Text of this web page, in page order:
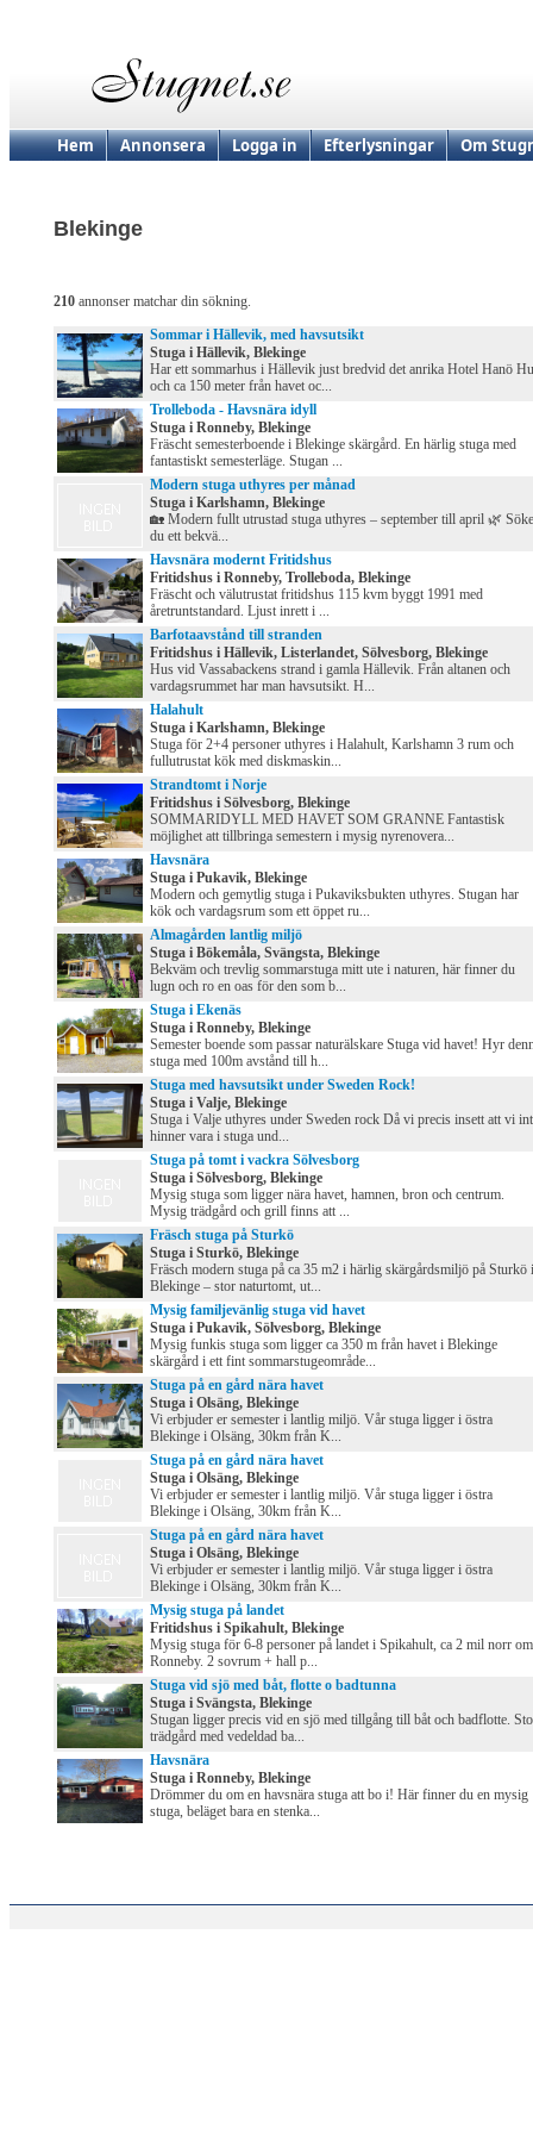
Hem Annonsera Logga in Efterlysningar Om
Blekinge
210 annonser matchar din sökning.
Sommar i Hällevik, med havsutsikt
Stuga i Hällevik, Blekinge
Har ett sommarhus i Hällevik just bredvid det anrika Hotel Hanö
och ca 150 meter från havet oc...
Trolleboda - Havsnära idyll
Stuga i Ronneby, Blekinge
Fräscht semesterboende i Blekinge skärgård. En härlig stuga med
fantastiskt semesterläge. Stugan ...
Modern stuga uthyres per månad
Stuga i Karlshamn, Blekinge
🏡 Modern fullt utrustad stuga uthyres – september till april 🌿
du ett bekvä...
Havsnära modernt Fritidshus
Fritidshus i Ronneby, Trolleboda, Blekinge
Fräscht och välutrustat fritidshus 115 kvm byggt 1991 med
åretruntstandard. Ljust inrett i ...
Barfotaavstånd till stranden
Fritidshus i Hällevik, Listerlandet, Sölvesborg, Blekinge
Hus vid Vassabackens strand i gamla Hällevik. Från altanen och
vardagsrummet har man havsutsikt. H...
Halahult
Stuga i Karlshamn, Blekinge
Stuga för 2+4 personer uthyres i Halahult, Karlshamn 3 rum och
fullutrustat kök med diskmaskin...
Strandtomt i Norje
Fritidshus i Sölvesborg, Blekinge
SOMMARIDYLL MED HAVET SOM GRANNE Fantastisk
möjlighet att tillbringa semestern i mysig nyrenovera...
Havsnära
Stuga i Pukavik, Blekinge
Modern och gemytlig stuga i Pukaviksbukten uthyres. Stugan har
kök och vardagsrum som ett öppet ru...
Almagården lantlig miljö
Stuga i Bökemåla, Svängsta, Blekinge
Bekväm och trevlig sommarstuga mitt ute i naturen, här finner du
lugn och ro en oas för den som b...
Stuga i Ekenäs
Stuga i Ronneby, Blekinge
Semester boende som passar naturälskare Stuga vid havet! Hyr
stuga med 100m avstånd till h...
Stuga med havsutsikt under Sweden Rock!
Stuga i Valje, Blekinge
Stuga i Valje uthyres under Sweden rock Då vi precis insett att vi
hinner vara i stuga und...
Stuga på tomt i vackra Sölvesborg
Stuga i Sölvesborg, Blekinge
Mysig stuga som ligger nära havet, hamnen, bron och centrum.
Mysig trädgård och grill finns att ...
Fräsch stuga på Sturkö
Stuga i Sturkö, Blekinge
Fräsch modern stuga på ca 35 m2 i härlig skärgårdsmiljö på Sturkö i
Blekinge – stor naturtomt, ut...
Mysig familjevänlig stuga vid havet
Stuga i Pukavik, Sölvesborg, Blekinge
Mysig funkis stuga som ligger ca 350 m från havet i Blekinge
skärgård i ett fint sommarstugeområde...
Stuga på en gård nära havet
Stuga i Olsäng, Blekinge
Vi erbjuder er semester i lantlig miljö. Vår stuga ligger i östra
Blekinge i Olsäng, 30km från K...
Stuga på en gård nära havet
Stuga i Olsäng, Blekinge
Vi erbjuder er semester i lantlig miljö. Vår stuga ligger i östra
Blekinge i Olsäng, 30km från K...
Stuga på en gård nära havet
Stuga i Olsäng, Blekinge
Vi erbjuder er semester i lantlig miljö. Vår stuga ligger i östra
Blekinge i Olsäng, 30km från K...
Mysig stuga på landet
Fritidshus i Spikahult, Blekinge
Mysig stuga för 6-8 personer på landet i Spikahult, ca 2 mil norr om
Ronneby. 2 sovrum + hall p...
Stuga vid sjö med båt, flotte o badtunna
Stuga i Svängsta, Blekinge
Stugan ligger precis vid en sjö med tillgång till båt och badflotte.
trädgård med vedeldad ba...
Havsnära
Stuga i Ronneby, Blekinge
Drömmer du om en havsnära stuga att bo i! Här finner du en mysig
stuga, beläget bara en stenka...